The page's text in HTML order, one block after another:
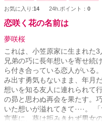
タよりこちらでの公開が早い
が、こちらは大人向けに改稿
セリフ、性格が違います。続
うに！
お気に入り:14 24h.ポイント： 0
恋咲く花の名前は
夢咲桜
これは、小笠原家に生まれた3
兄弟の巧に長年想いを寄せ続
ら付き合っている恋人がいる
み出す勇気もないまま、年月
想いを知る友人に連れられて
の昴と思わぬ再会を果たす。
いた想いが溢れてきて····。
言葉に、葵は拒みきれず男女